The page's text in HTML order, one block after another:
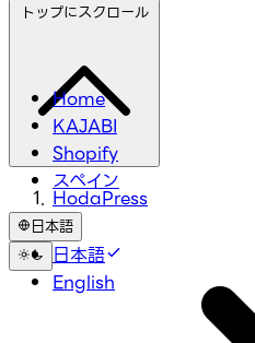
Home
KAJABI
Shopify
スペイン
日本語
日本語
English
トップにスクロール
HodaPress